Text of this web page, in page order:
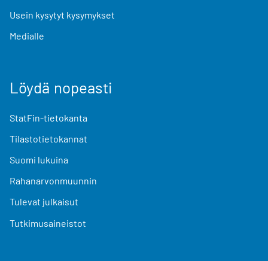
Usein kysytyt kysymykset
Medialle
Löydä nopeasti
StatFin-tietokanta
Tilastotietokannat
Suomi lukuina
Rahanarvonmuunnin
Tulevat julkaisut
Tutkimusaineistot